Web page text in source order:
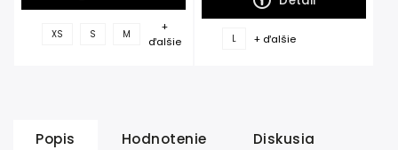
XS S M
+
ďalšie
L + ďalšie
Popis Hodnotenie Diskusia